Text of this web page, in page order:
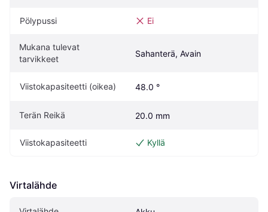
Pölypussi Ei
Mukana tulevat
tarvikkeet
Sahanterä, Avain
Viistokapasiteetti (oikea) 48.0 °
Terän Reikä 20.0 mm
Viistokapasiteetti Kyllä
Virtalähde